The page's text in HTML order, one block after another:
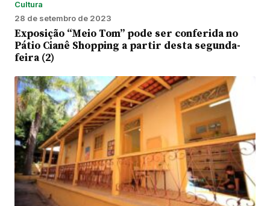
Cultura
28 de setembro de 2023
Exposição “Meio Tom” pode ser conferida no
Pátio Cianê Shopping a partir desta segunda-
feira (2)